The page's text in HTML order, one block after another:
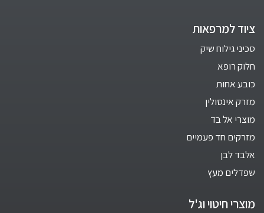
ציוד למרפאות
סכיני גילוח שיק
חלוק רופא
כובע אחות
מזרק אינסולין
מוצרי אל בד
מזרקים חד פעמיים
אלבד לבן
שפדלים מעץ
מוצרי חיטוי וג'ל